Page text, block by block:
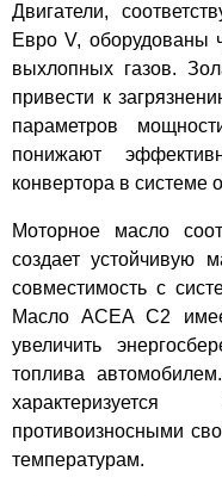
Двигатели,
Евро V, оборудованы
выхлопных газов.
привести к
параметров
понижают
конвертора в системе
Моторное масло
создает устойчивую
совместимость с
Масло ACEA C2
увеличить
топлива
противоизносными
температурам.